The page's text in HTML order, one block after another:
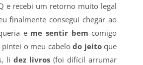
e recebi um retorno muito legal
finalmente consegui chegar ao
e me sentir bem comigo
pintei o meu cabelodo jeitoque
li dez livros(foi difícil arrumar